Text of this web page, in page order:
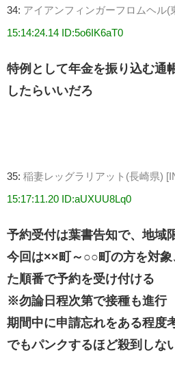
34: アイアンフィンガーフロムヘル(
15:14:24.14 ID:5o6IK6aT0
特例として年金を振り込む通
したらいいだろ
35: 稲妻レッグラリアット(長崎県)
15:17:11.20 ID:aUXUU8Lq0
予約受付は葉書告知で、地域
今回は××町～○○町の方を対
た順番で予約を受け付ける
※勿論日程次第で接種も進行
期間中に申請忘れをある程度
でもパンクするほど殺到しな